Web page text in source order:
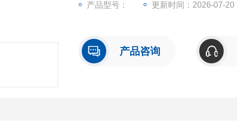
产品型号： 更新时间：2026-07-20
产品咨询